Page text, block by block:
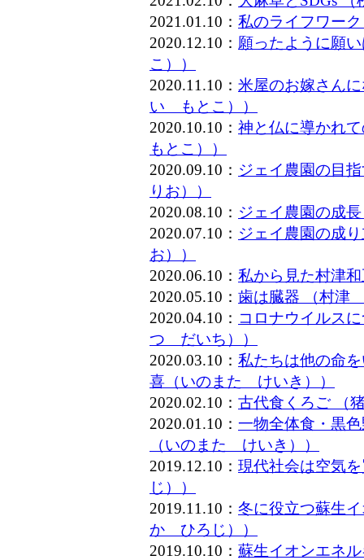
2021.01.10： 私のライフワー
2020.12.10： 願ったように願
こ））
2020.11.10： 米屋のお嫁さん
い もとこ））
2020.10.10： 神と仏に導かれ
もとこ））
2020.09.10： ジェイ農園の目
りお））
2020.08.10： ジェイ農園の成
2020.07.10： ジェイ農園の成
お））
2020.06.10： 私から見た村津
2020.05.10： 歯は臓器 （村
2020.04.10： コロナウイルス
つ だいち））
2020.03.10： 私たちは他の命
喜（いのまた けいき））
2020.02.10： 古代食くろご （
2020.01.10： 一物全体食・黒
（いのまた けいき））
2019.12.10： 現代社会は空気
じ））
2019.11.10： 冬に役立つ蘇生
か ひろじ））
2019.10.10： 蘇生イオンエネ